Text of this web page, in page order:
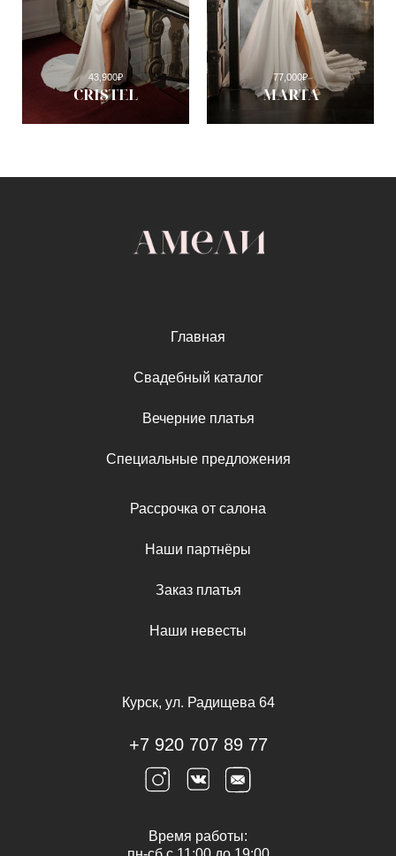
CRISTEL
43,900₽
MARTA
77,000₽
Главная
Свадебный каталог
Вечерние платья
Специальные предложения
Рассрочка от салона
Наши партнёры
Заказ платья
Наши невесты
Курск, ул. Радищева 64
+7 920 707 89 77
Время работы: